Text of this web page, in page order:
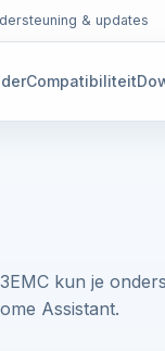
& updates
Compatibiliteit
kun je
Assistant.